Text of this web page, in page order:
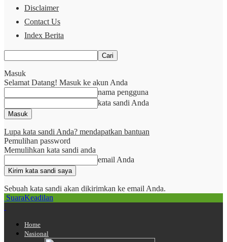
Disclaimer
Contact Us
Index Berita
Masuk
Selamat Datang! Masuk ke akun Anda
nama pengguna
kata sandi Anda
Lupa kata sandi Anda? mendapatkan bantuan
Pemulihan password
Memulihkan kata sandi anda
email Anda
Sebuah kata sandi akan dikirimkan ke email Anda.
SuaraKeadilan
Home
Nasional